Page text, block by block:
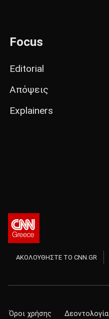
Focus
Editorial
Απόψεις
Explainers
ΑΚΟΛΟΥΘΗΣΤΕ ΤΟ CNN.GR
Όροι χρήσης Δεοντολογία